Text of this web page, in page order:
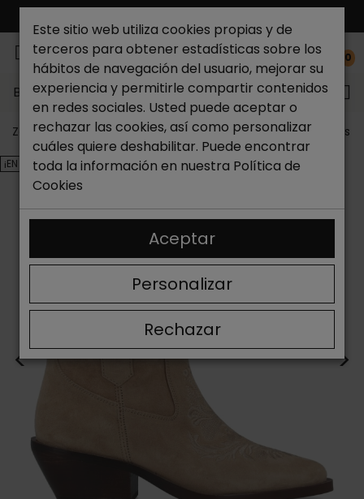
0
Buscar...
Zapateria Catchalot Outlet zapatos Outlet zapatos
¡EN OFERTA!
< >
Este sitio web utiliza cookies propias y de
terceros para obtener estadísticas sobre los
hábitos de navegación del usuario, mejorar su
experiencia y permitirle compartir contenidos
en redes sociales. Usted puede aceptar o
rechazar las cookies, así como personalizar
cuáles quiere deshabilitar. Puede encontrar
toda la información en nuestra Política de
Cookies
Rechazar
Personalizar
Aceptar